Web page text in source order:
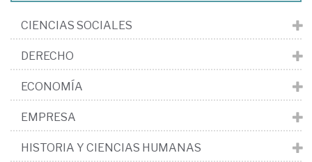
CIENCIAS SOCIALES
DERECHO
ECONOMÍA
EMPRESA
HISTORIA Y CIENCIAS HUMANAS